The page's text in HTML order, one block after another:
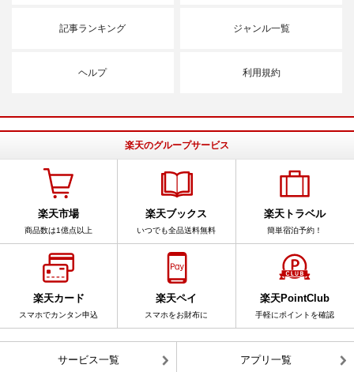
記事ランキング ジャンル一覧
ヘルプ 利用規約
楽天のグループサービス
楽天市場
商品数は1億点以上
楽天ブックス
いつでも全品送料無料
楽天トラベル
簡単宿泊予約！
楽天カード
スマホでカンタン申込
楽天ペイ
スマホをお財布に
楽天PointClub
手軽にポイントを確認
サービス一覧 アプリ一覧